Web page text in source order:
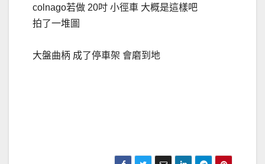
colnago若做 20吋 小徑車 大概是這樣吧
拍了一堆圖
大盤曲柄 成了停車架 會磨到地